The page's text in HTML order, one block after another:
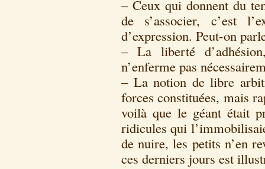
– Ceux qui donnent du
de s’associer, c’est
d’expression. Peut-on
– La liberté
n’enferme pas
– La notion de libre
forces constituées, mais
voilà que le géant était
ridicules qui
de nuire, les petits n’en
ces derniers jours est